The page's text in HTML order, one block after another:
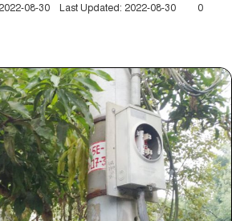
2022-08-30 Last Updated: 2022-08-30 0